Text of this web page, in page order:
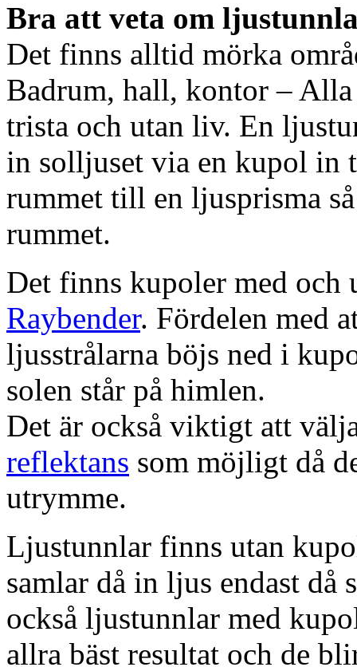
Bra att veta om
Det finns alltid mörka
Badrum, hall, kontor – Alla
trista och utan liv. En
in solljuset via en kupol in
rummet till en ljusprisma
rummet.
Det finns kupoler med och
Raybender. Fördelen med
ljusstrålarna böjs ned i
solen står på himlen.
Det är också viktigt att
reflektans som möjligt då
utrymme.
Ljustunnlar finns utan
samlar då in ljus endast då
också ljustunnlar med
allra bäst resultat och de